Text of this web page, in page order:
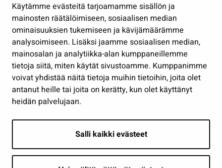
Käytämme evästeitä tarjoamamme sisällön ja
mainosten räätälöimiseen, sosiaalisen median
ominaisuuksien tukemiseen ja kävijämäärämme
analysoimiseen. Lisäksi jaamme sosiaalisen median,
mainosalan ja analytiikka-alan kumppaneillemme
tietoja siitä, miten käytät sivustoamme. Kumppanimme
voivat yhdistää näitä tietoja muihin tietoihin, joita olet
antanut heille tai joita on kerätty, kun olet käyttänyt
heidän palvelujaan.
Salli kaikki evästeet
Työ ja yrittäminen
Osallistu ja asioi
Näytä omat evästeasetukseni
Seuraa meitä